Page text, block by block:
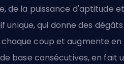
de la puissance d'aptitude
unique, qui donne des dégâts
coup et augmente en
base consécutives, en fait